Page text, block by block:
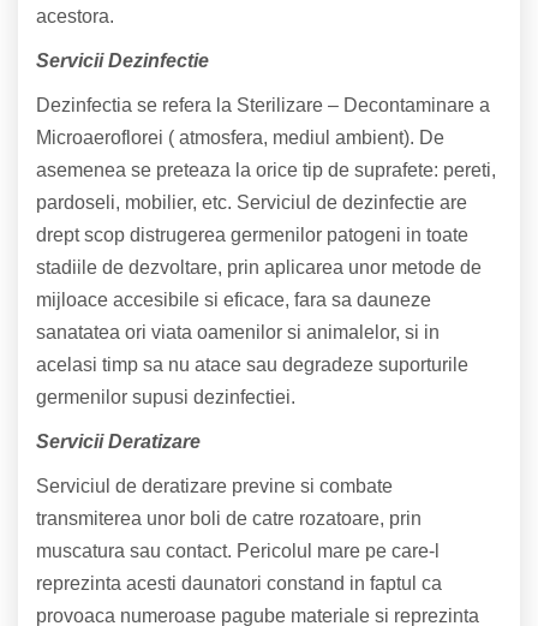
acestora.
Servicii Dezinfectie
Dezinfectia se refera la Sterilizare – Decontaminare a
Microaeroflorei ( atmosfera, mediul ambient). De
asemenea se preteaza la orice tip de suprafete: pereti,
pardoseli, mobilier, etc. Serviciul de dezinfectie are
drept scop distrugerea germenilor patogeni in toate
stadiile de dezvoltare, prin aplicarea unor metode de
mijloace accesibile si eficace, fara sa dauneze
sanatatea ori viata oamenilor si animalelor, si in
acelasi timp sa nu atace sau degradeze suporturile
germenilor supusi dezinfectiei.
Servicii Deratizare
Serviciul de deratizare previne si combate
transmiterea unor boli de catre rozatoare, prin
muscatura sau contact. Pericolul mare pe care-l
reprezinta acesti daunatori constand in faptul ca
provoaca numeroase pagube materiale si reprezinta